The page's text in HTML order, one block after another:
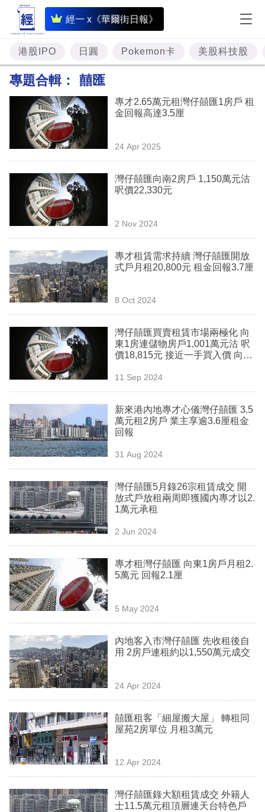
經一 x《華爾街日報》
即
時
財
經
題
投
資
樓
市
理
業
科
技
職
場
生
時
事
欄
訂
閱
區
港股IPO 日圓 Pokemon卡 美股科技股
專題合輯： 囍匯
專才2.65萬元租灣仔囍匯1房戶 租
金回報高達3.5厘
24 Apr 2025
灣仔囍匯向南2房戶 1,150萬元沽
呎價22,330元
2 Nov 2024
專才租賃需求持續 灣仔囍匯開放
式戶月租20,800元 租金回報3.7厘
8 Oct 2024
灣仔囍匯買賣租賃市場兩極化 向
東1房連儲物房戶1,001萬元沽 呎
價18,815元 接近一手買入價 向南
屋苑近日新高
11 Sep 2024
新來港內地專才心儀灣仔囍匯 3.5
萬元租2房戶 業主享逾3.6厘租金
回報
31 Aug 2024
灣仔囍匯5月錄26宗租賃成交 開
放式戶放租兩周即獲國內專才以2.
1萬元承租
2 Jun 2024
專才租灣仔囍匯 向東1房戶月租2.
5萬元 回報2.1厘
5 May 2024
內地客入市灣仔囍匯 先收租後自
用 2房戶連租約以1,550萬元成交
24 Apr 2024
囍匯租客「細屋搬大屋」 轉租同
屋苑2房單位 月租3萬元
12 Apr 2024
灣仔囍匯錄大額租賃成交 外籍人
士11.5萬元租頂層連天台特色戶